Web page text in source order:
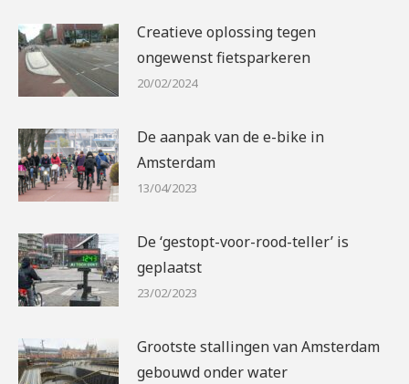
Creatieve oplossing tegen
ongewenst fietsparkeren
20/02/2024
De aanpak van de e-bike in
Amsterdam
13/04/2023
De ‘gestopt-voor-rood-teller’ is
geplaatst
23/02/2023
Grootste stallingen van Amsterdam
gebouwd onder water